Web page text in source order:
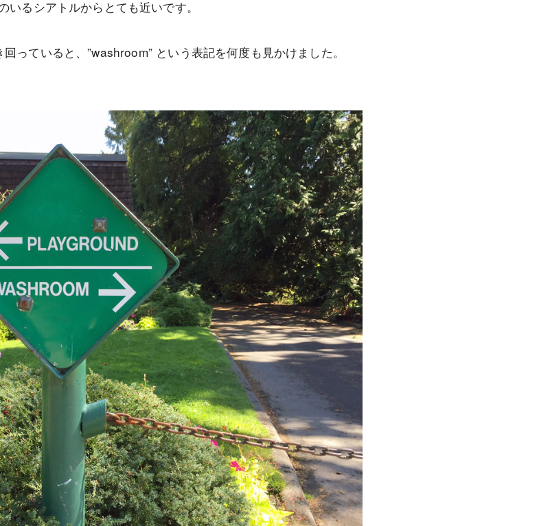
るシアトルからとても近いです。
っていると、”washroom” という表記を何度も見かけました。